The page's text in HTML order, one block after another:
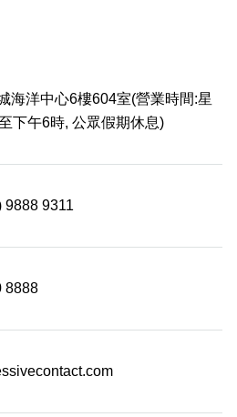
海洋中心6樓604室(營業時間:星
下午6時, 公眾假期休息)
9888 9311
8888